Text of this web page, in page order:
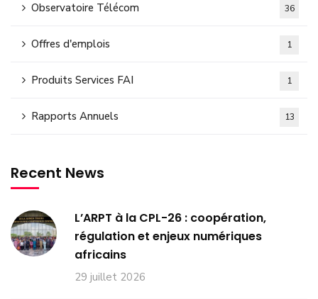
Observatoire Télécom 36
Offres d'emplois 1
Produits Services FAI 1
Rapports Annuels 13
Recent News
L’ARPT à la CPL-26 : coopération,
régulation et enjeux numériques
africains
29 juillet 2026